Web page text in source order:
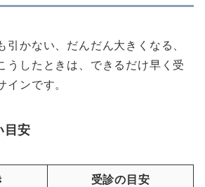
引かない、だんだん大きくなる、
うしたときは、できるだけ早く受
ンです。
目安
受診の目安